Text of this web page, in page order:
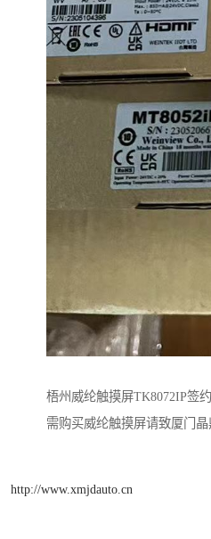
梧州威纶触摸屏TK8072IP签
需购买威纶触摸屏请致厦门
http://www.xmjdauto.cn